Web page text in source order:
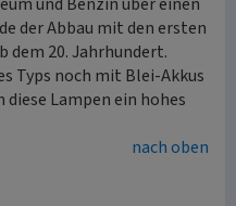
der Abbau mit den ersten
dem 20. Jahrhundert.
Typs noch mit Blei-Akkus
Lampen ein hohes
nach oben